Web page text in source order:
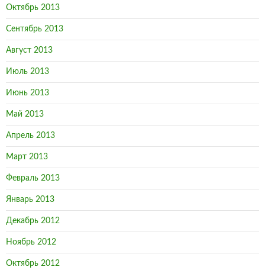
Октябрь 2013
Сентябрь 2013
Август 2013
Июль 2013
Июнь 2013
Май 2013
Апрель 2013
Март 2013
Февраль 2013
Январь 2013
Декабрь 2012
Ноябрь 2012
Октябрь 2012